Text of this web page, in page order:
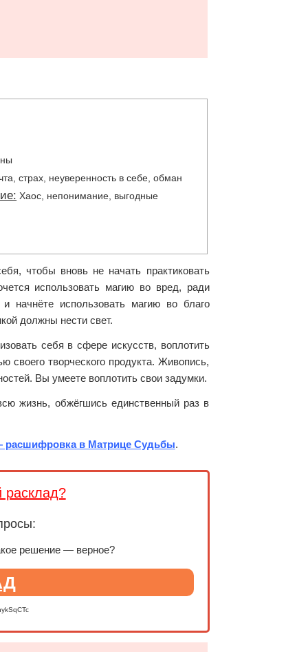
страх, неуверенность в себе, обман
Хаос, непонимание, выгодные
чтобы вновь не начать практиковать
использовать магию во вред, ради
начнёте использовать магию во благо
должны нести свет.
себя в сфере искусств, воплотить
творческого продукта. Живопись,
Вы умеете воплотить свои задумки.
жизнь, обжёгшись единственный раз в
расшифровка в Матрице Судьбы.
расклад?
решение — верное?